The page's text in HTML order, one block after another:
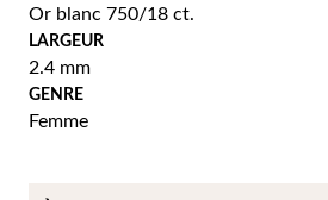
Or blanc 750/18 ct.
LARGEUR
2.4 mm
GENRE
Femme